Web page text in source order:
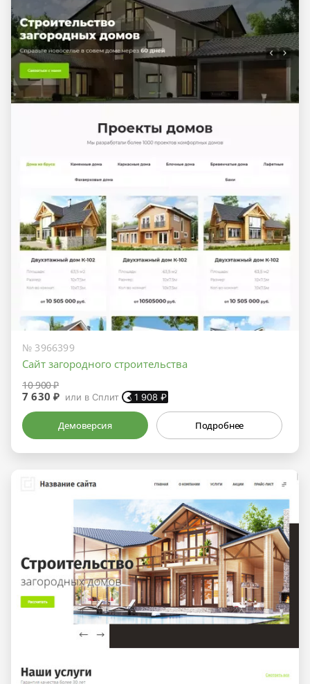
№ 3966399
Сайт загородного строительства
10 900 ₽
7 630 ₽ или в Сплит 1 908 ₽
Демоверсия Подробнее